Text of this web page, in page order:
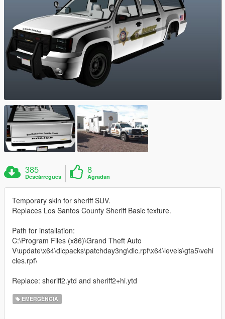
385
Descàrregues
8
Agradan
Temporary skin for sheriff SUV.
Replaces Los Santos County Sheriff Basic texture.
Path for installation:
C:\Program Files (x86)\Grand Theft Auto
V\update\x64\dlcpacks\patchday3ng\dlc.rpf\x64\levels\gta5\vehi
cles.rpf\
Replace: sheriff2.ytd and sheriff2+hi.ytd
EMERGÈNCIA